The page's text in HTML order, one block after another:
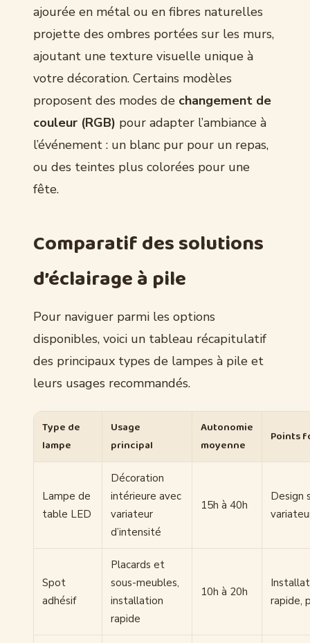
ajourée en métal ou en fibres naturelles
projette des ombres portées sur les murs,
ajoutant une texture visuelle unique à
votre décoration. Certains modèles
proposent des modes de changement de
couleur (RGB) pour adapter l’ambiance à
l’événement : un blanc pur pour un repas,
ou des teintes plus colorées pour une
fête.
Comparatif des solutions
d’éclairage à pile
Pour naviguer parmi les options
disponibles, voici un tableau récapitulatif
des principaux types de lampes à pile et
leurs usages recommandés.
Type de
lampe
Usage
principal
Autonomie
moyenne
Points
Lampe de
table LED
Décoration
intérieure avec
variateur
d’intensité
15h à 40h
Design
Spot
adhésif
Placards et
sous-meubles,
installation
rapide
10h à 20h
rapide,